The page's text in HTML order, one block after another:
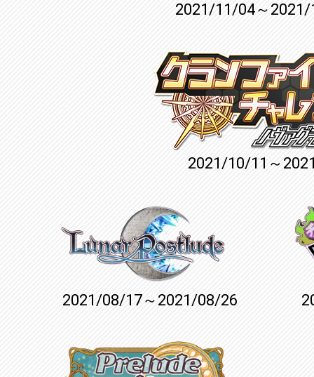
2021/11/04～
2021/10/11～
2021/08/17～2021/08/26